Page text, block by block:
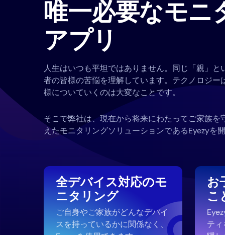
唯一必要なモニ
アプリ
人生はいつも平坦ではありません。同じ「親」と
者の皆様の苦悩を理解しています。テクノロジー
様についていくのは大変なことです。
そこで弊社は、現在から将来にわたってご家族を
えたモニタリングソリューションであるEyezyを
全デバイス対応のモ
ニタリング
ご自身やご家族がどんなデバイ
スを持っているかに関係なく、
お
こ
テ